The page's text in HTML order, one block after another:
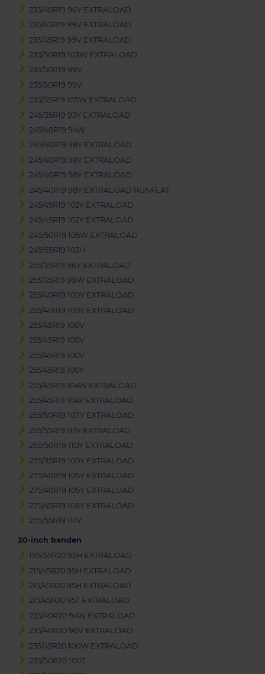
235/40R19 96Y EXTRALOAD
235/45R19 99V EXTRALOAD
235/45R19 99V EXTRALOAD
235/50R19 103W EXTRALOAD
235/50R19 99V
235/50R19 99V
235/55R19 105W EXTRALOAD
245/35R19 93Y EXTRALOAD
245/40R19 94W
245/40R19 98Y EXTRALOAD
245/40R19 98Y EXTRALOAD
245/40R19 98Y EXTRALOAD
245/40R19 98Y EXTRALOAD RUNFLAT
245/45R19 102Y EXTRALOAD
245/45R19 102Y EXTRALOAD
245/50R19 105W EXTRALOAD
245/55R19 103H
255/35R19 96Y EXTRALOAD
255/35R19 99W EXTRALOAD
255/40R19 100Y EXTRALOAD
255/40R19 100Y EXTRALOAD
255/45R19 100V
255/45R19 100V
255/45R19 100V
255/45R19 100Y
255/45R19 104W EXTRALOAD
255/45R19 104Y EXTRALOAD
255/50R19 107Y EXTRALOAD
255/55R19 111V EXTRALOAD
265/50R19 110Y EXTRALOAD
275/35R19 100Y EXTRALOAD
275/40R19 105Y EXTRALOAD
275/40R19 105Y EXTRALOAD
275/45R19 108Y EXTRALOAD
275/55R19 111V
20-inch banden
195/55R20 95H EXTRALOAD
215/45R20 95H EXTRALOAD
215/45R20 95H EXTRALOAD
215/45R20 95T EXTRALOAD
225/40R20 94W EXTRALOAD
235/40R20 96V EXTRALOAD
235/45R20 100W EXTRALOAD
235/50R20 100T